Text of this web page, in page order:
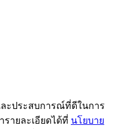
ะประสบการณ์ที่ดีในการ
ายละเอียดได้ที่ นโยบาย